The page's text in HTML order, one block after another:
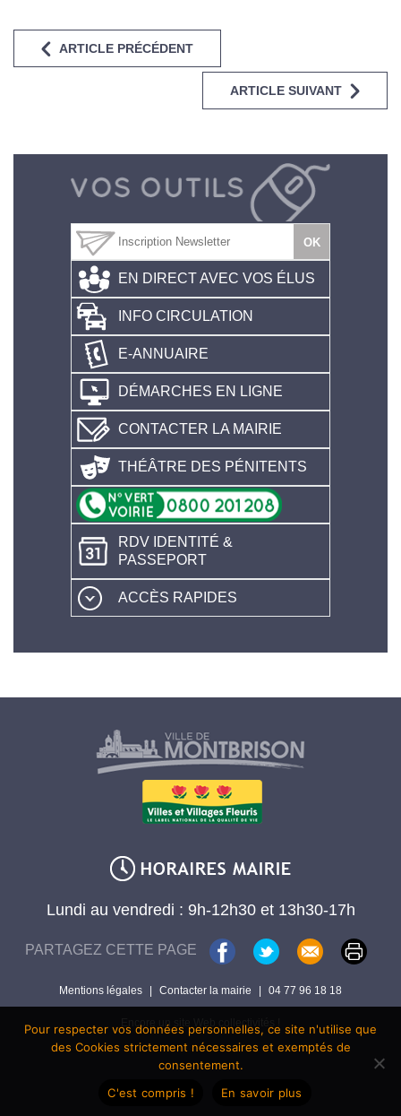
ARTICLE PRÉCÉDENT
ARTICLE SUIVANT
EN DIRECT AVEC VOS ÉLUS
INFO CIRCULATION
E-ANNUAIRE
DÉMARCHES EN LIGNE
CONTACTER LA MAIRIE
THÉÂTRE DES PÉNITENTS
RDV IDENTITÉ &
PASSEPORT
ACCÈS RAPIDES
Lundi au vendredi : 9h-12h30 et 13h30-17h
PARTAGEZ CETTE PAGE
Mentions légales | Contacter la mairie | 04 77 96 18 18
Encore un site Web collectivités !
Pour respecter vos données personnelles, ce site n'utilise que
des Cookies strictement nécessaires et exemptés de
consentement.
C'est compris !
En savoir plus